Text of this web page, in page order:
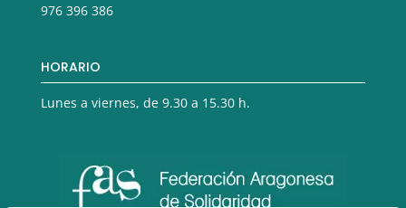
976 396 386
HORARIO
Lunes a viernes, de 9.30 a 15.30 h.